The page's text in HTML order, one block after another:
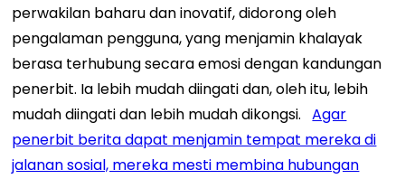
perwakilan baharu dan inovatif, didorong oleh
pengalaman pengguna, yang menjamin khalayak
berasa terhubung secara emosi dengan kandungan
penerbit. Ia lebih mudah diingati dan, oleh itu, lebih
mudah diingati dan lebih mudah dikongsi. Agar
penerbit berita dapat menjamin tempat mereka di
jalanan sosial, mereka mesti membina hubungan